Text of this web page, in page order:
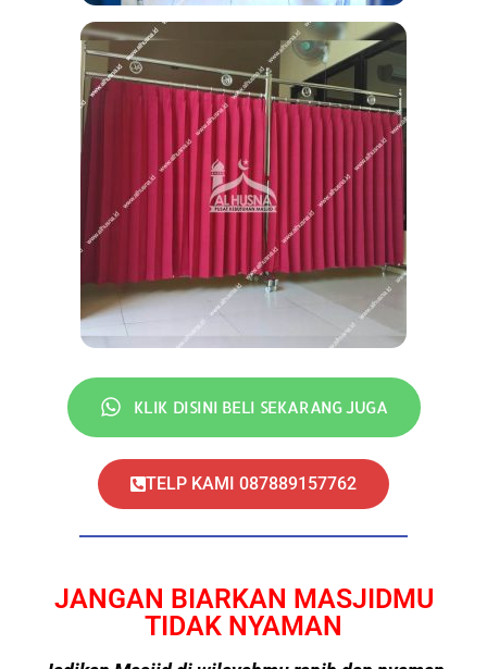
KLIK DISINI BELI SEKARANG JUGA
TELP KAMI 087889157762
JANGAN BIARKAN MASJIDMU
TIDAK NYAMAN